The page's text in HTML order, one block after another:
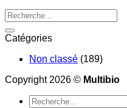
Catégories
Non classé (189)
Copyright 2026 © Multibio
Recherche